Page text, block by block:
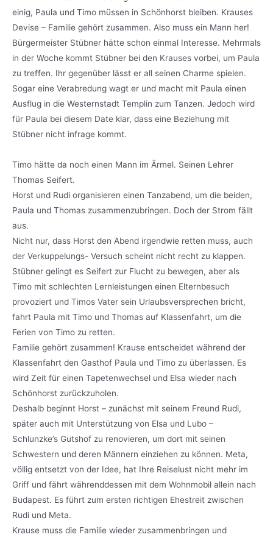
einig, Paula und Timo müssen in Schönhorst bleiben. Krauses
Devise – Familie gehört zusammen. Also muss ein Mann her!
Bürgermeister Stübner hätte schon einmal Interesse. Mehrmals
in der Woche kommt Stübner bei den Krauses vorbei, um Paula
zu treffen. Ihr gegenüber lässt er all seinen Charme spielen.
Sogar eine Verabredung wagt er und macht mit Paula einen
Ausflug in die Westernstadt Templin zum Tanzen. Jedoch wird
für Paula bei diesem Date klar, dass eine Beziehung mit
Stübner nicht infrage kommt.
Timo hätte da noch einen Mann im Ärmel. Seinen Lehrer
Thomas Seifert.
Horst und Rudi organisieren einen Tanzabend, um die beiden,
Paula und Thomas zusammenzubringen. Doch der Strom fällt
aus.
Nicht nur, dass Horst den Abend irgendwie retten muss, auch
der Verkuppelungs- Versuch scheint nicht recht zu klappen.
Stübner gelingt es Seifert zur Flucht zu bewegen, aber als
Timo mit schlechten Lernleistungen einen Elternbesuch
provoziert und Timos Vater sein Urlaubsversprechen bricht,
fahrt Paula mit Timo und Thomas auf Klassenfahrt, um die
Ferien von Timo zu retten.
Familie gehört zusammen! Krause entscheidet während der
Klassenfahrt den Gasthof Paula und Timo zu überlassen. Es
wird Zeit für einen Tapetenwechsel und Elsa wieder nach
Schönhorst zurückzuholen.
Deshalb beginnt Horst – zunächst mit seinem Freund Rudi,
später auch mit Unterstützung von Elsa und Lubo –
Schlunzke’s Gutshof zu renovieren, um dort mit seinen
Schwestern und deren Männern einziehen zu können. Meta,
völlig entsetzt von der Idee, hat Ihre Reiselust nicht mehr im
Griff und fährt währenddessen mit dem Wohnmobil allein nach
Budapest. Es führt zum ersten richtigen Ehestreit zwischen
Rudi und Meta.
Krause muss die Familie wieder zusammenbringen und